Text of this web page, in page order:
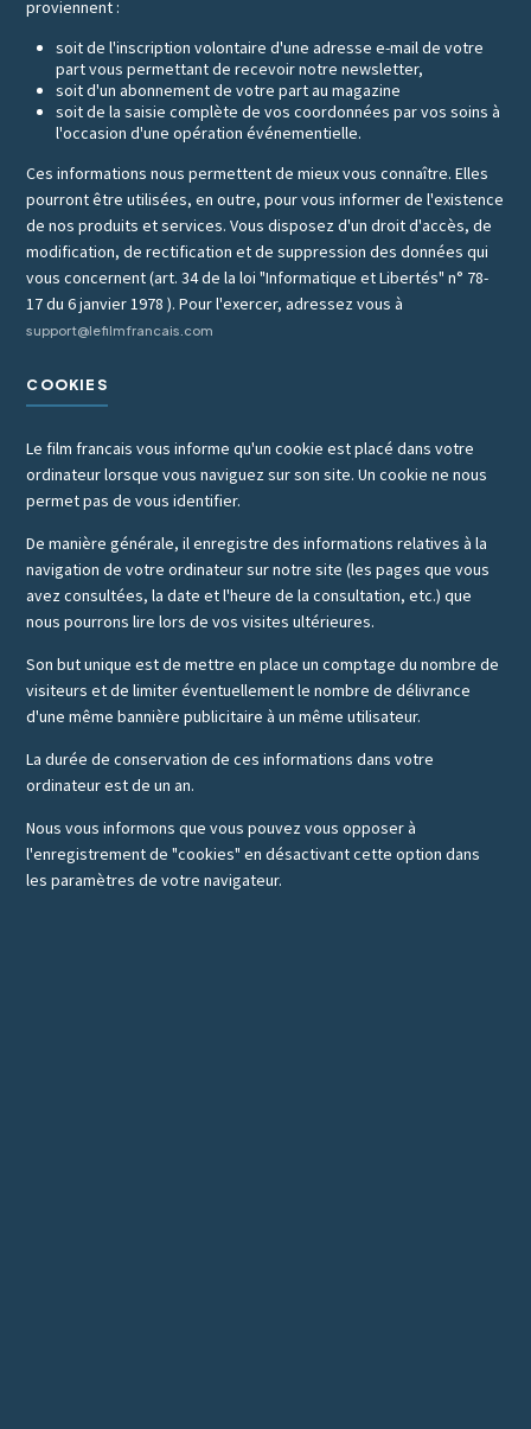
proviennent :
soit de l'inscription volontaire d'une adresse e-mail de votre
part vous permettant de recevoir notre newsletter,
soit d'un abonnement de votre part au magazine
soit de la saisie complète de vos coordonnées par vos soins à
l'occasion d'une opération événementielle.
Ces informations nous permettent de mieux vous connaître. Elles
pourront être utilisées, en outre, pour vous informer de l'existence
de nos produits et services. Vous disposez d'un droit d'accès, de
modification, de rectification et de suppression des données qui
vous concernent (art. 34 de la loi "Informatique et Libertés" n° 78-
17 du 6 janvier 1978 ). Pour l'exercer, adressez vous à
support@lefilmfrancais.com
COOKIES
Le film francais vous informe qu'un cookie est placé dans votre
ordinateur lorsque vous naviguez sur son site. Un cookie ne nous
permet pas de vous identifier.
De manière générale, il enregistre des informations relatives à la
navigation de votre ordinateur sur notre site (les pages que vous
avez consultées, la date et l'heure de la consultation, etc.) que
nous pourrons lire lors de vos visites ultérieures.
Son but unique est de mettre en place un comptage du nombre de
visiteurs et de limiter éventuellement le nombre de délivrance
d'une même bannière publicitaire à un même utilisateur.
La durée de conservation de ces informations dans votre
ordinateur est de un an.
Nous vous informons que vous pouvez vous opposer à
l'enregistrement de "cookies" en désactivant cette option dans
les paramètres de votre navigateur.